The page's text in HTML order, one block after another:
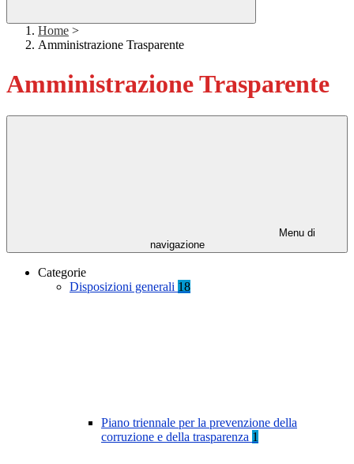
Home >
Amministrazione Trasparente
Amministrazione Trasparente
Menu di
navigazione
Categorie
Disposizioni generali 18
Piano triennale per la prevenzione della
corruzione e della trasparenza 1